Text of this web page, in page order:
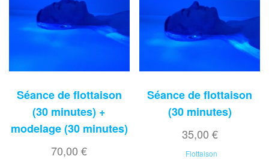
Séance de flottaison
(30 minutes) +
modelage (30 minutes)
70,00€
Séance de flottaison
(30 minutes)
35,00 €
Flottaison